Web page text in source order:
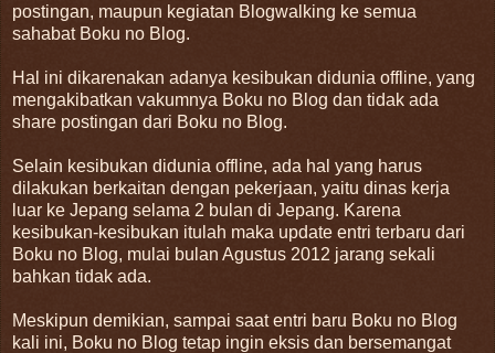
postingan, maupun kegiatan Blogwalking ke semua
sahabat Boku no Blog.
Hal ini dikarenakan adanya kesibukan didunia offline, yang
mengakibatkan vakumnya Boku no Blog dan tidak ada
share postingan dari Boku no Blog.
Selain kesibukan didunia offline, ada hal yang harus
dilakukan berkaitan dengan pekerjaan, yaitu dinas kerja
luar ke Jepang selama 2 bulan di Jepang. Karena
kesibukan-kesibukan itulah maka update entri terbaru dari
Boku no Blog, mulai bulan Agustus 2012 jarang sekali
bahkan tidak ada.
Meskipun demikian, sampai saat entri baru Boku no Blog
kali ini, Boku no Blog tetap ingin eksis dan bersemangat